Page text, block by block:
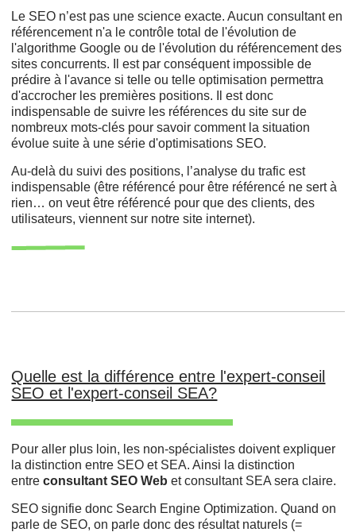
Le SEO n’est pas une science exacte. Aucun consultant en
référencement n'a le contrôle total de l'évolution de
l'algorithme Google ou de l'évolution du référencement des
sites concurrents. Il est par conséquent impossible de
prédire à l'avance si telle ou telle optimisation permettra
d'accrocher les premières positions. Il est donc
indispensable de suivre les références du site sur de
nombreux mots-clés pour savoir comment la situation
évolue suite à une série d'optimisations SEO.
Au-delà du suivi des positions, l’analyse du trafic est
indispensable (être référencé pour être référencé ne sert à
rien… on veut être référencé pour que des clients, des
utilisateurs, viennent sur notre site internet).
Quelle est la différence entre l'expert-conseil
SEO et l'expert-conseil SEA?
Pour aller plus loin, les non-spécialistes doivent expliquer
la distinction entre SEO et SEA. Ainsi la distinction
entreconsultant SEO Web et consultant SEA sera claire.
SEO signifie donc Search Engine Optimization. Quand on
parle de SEO, on parle donc des résultat naturels (=